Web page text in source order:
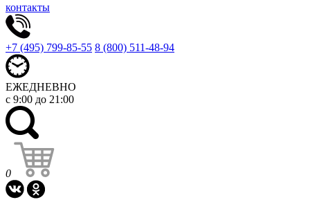
контакты
+7 (495) 799-85-55 8 (800) 511-48-94
ЕЖЕДНЕВНО
с 9:00 до 21:00
0